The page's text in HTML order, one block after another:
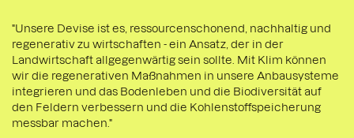
"Unsere Devise ist es, ressourcenschonend, nachhaltig und
regenerativ zu wirtschaften - ein Ansatz, der in der
Landwirtschaft allgegenwärtig sein sollte. Mit Klim können
wir die regenerativen Maßnahmen in unsere Anbausysteme
integrieren und das Bodenleben und die Biodiversität auf
den Feldern verbessern und die Kohlenstoffspeicherung
messbar machen."